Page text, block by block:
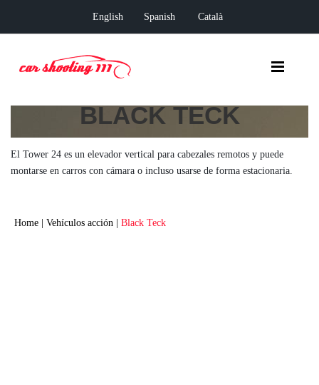
English Spanish Català
BLACK TECK
El Tower 24 es un elevador vertical para cabezales remotos y puede
montarse en carros con cámara o incluso usarse de forma estacionaria.
Home Vehículos acción Black Teck